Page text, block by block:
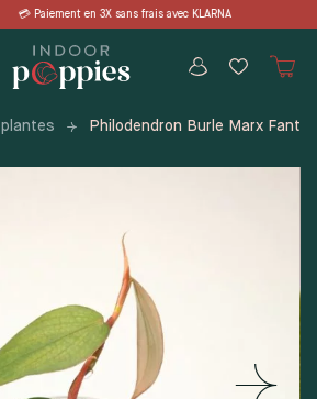
avec KLARNA 📦
Philodendron Burle Marx